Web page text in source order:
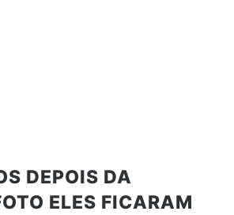
DEPOIS DA
ELES FICARAM